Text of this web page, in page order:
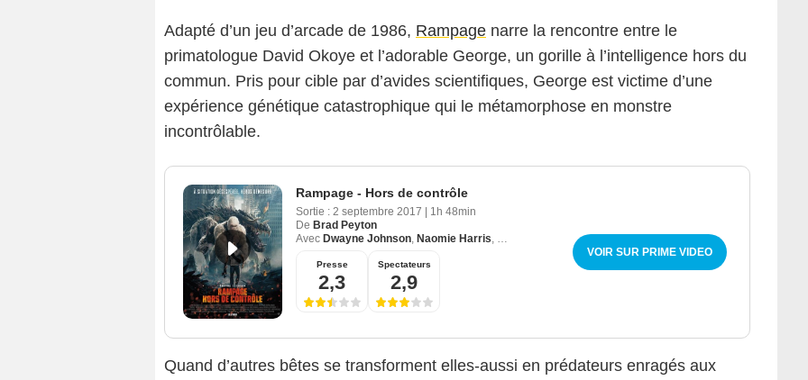
Adapté d’un jeu d’arcade de 1986, Rampage narre la rencontre entre le
primatologue David Okoye et l’adorable George, un gorille à l’intelligence hors du
commun. Pris pour cible par d’avides scientifiques, George est victime d’une
expérience génétique catastrophique qui le métamorphose en monstre
incontrôlable.
Rampage - Hors de contrôle
Sortie : 2 septembre 2017 | 1h 48min
De Brad Peyton
Avec Dwayne Johnson Naomie Harris
Presse
2,3
Spectateurs
2,9
VOIR SUR PRIME VIDEO
Quand d’autres bêtes se transforment elles-aussi en prédateurs enragés aux